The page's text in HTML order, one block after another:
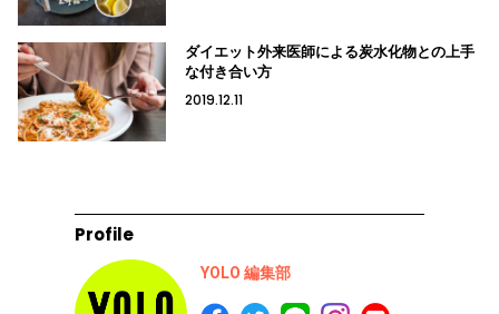
ダイエット外来医師による炭水化物との上手
な付き合い方
2019.12.11
Profile
YOLO 編集部